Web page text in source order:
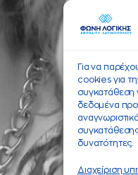
Για να
cookies για
συγκατάθεση
δεδομένα
δυνατότητες.
Διαχείριση